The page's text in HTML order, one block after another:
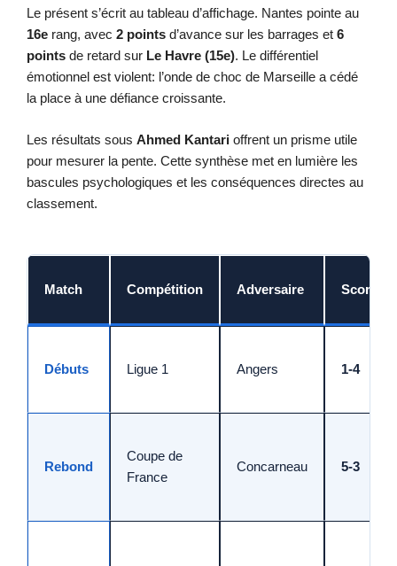
Le présent s’écrit au tableau d’affichage. Nantes pointe au
16e rang, avec 2 points d’avance sur les barrages et 6
points de retard sur Le Havre (15e). Le différentiel
émotionnel est violent: l’onde de choc de Marseille a cédé
la place à une défiance croissante.
Les résultats sous Ahmed Kantari offrent un prisme utile
pour mesurer la pente. Cette synthèse met en lumière les
bascules psychologiques et les conséquences directes au
classement.
Match Compétition Adversaire Score
Débuts Ligue 1 Angers 1-4
Rebond
Coupe de
France
Concarneau 5-3